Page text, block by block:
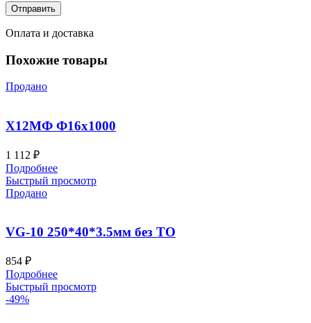
Оплата и доставка
Похожие товары
Продано
Х12МФ Ф16х1000
1 112 ₽
Подробнее
Быстрый просмотр
Продано
VG-10 250*40*3.5мм без ТО
854 ₽
Подробнее
Быстрый просмотр
-49%